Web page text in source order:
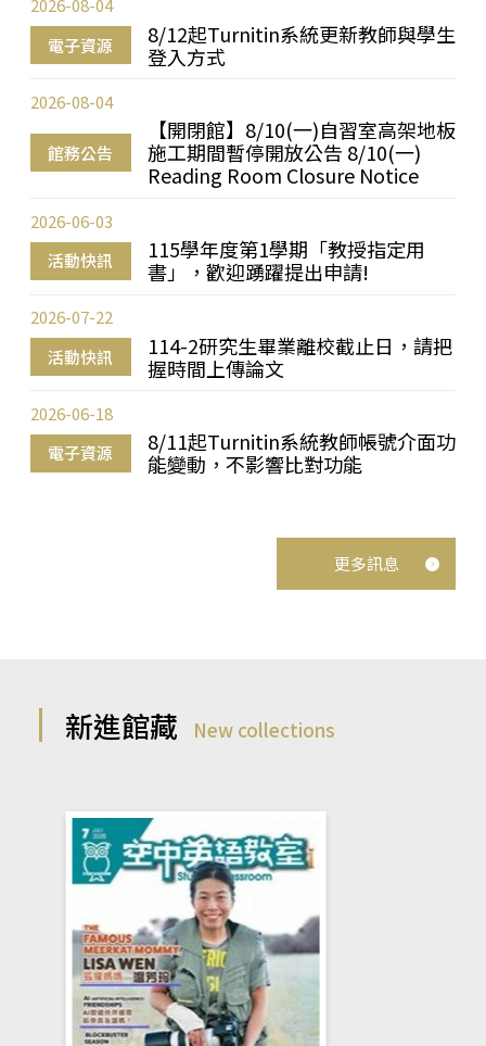
電子資源
8/12起Turnitin系統更新教師與學生
登入方式
2026-08-04
館務公告
【開閉館】8/10(一)自習室高架地板
施工期間暫停開放公告 8/10(一)
Reading Room Closure Notice
2026-08-04
活動快訊
115學年度第1學期「教授指定用
書」，歡迎踴躍提出申請!
2026-06-03
活動快訊
114-2研究生畢業離校截止日，請把
握時間上傳論文
2026-07-22
電子資源
8/11起Turnitin系統教師帳號介面功
能變動，不影響比對功能
2026-06-18
更多訊息
新進館藏 New collections